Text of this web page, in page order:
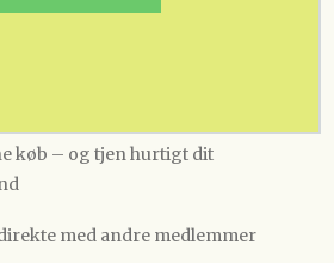
køb – og tjen hurtigt dit
med andre medlemmer